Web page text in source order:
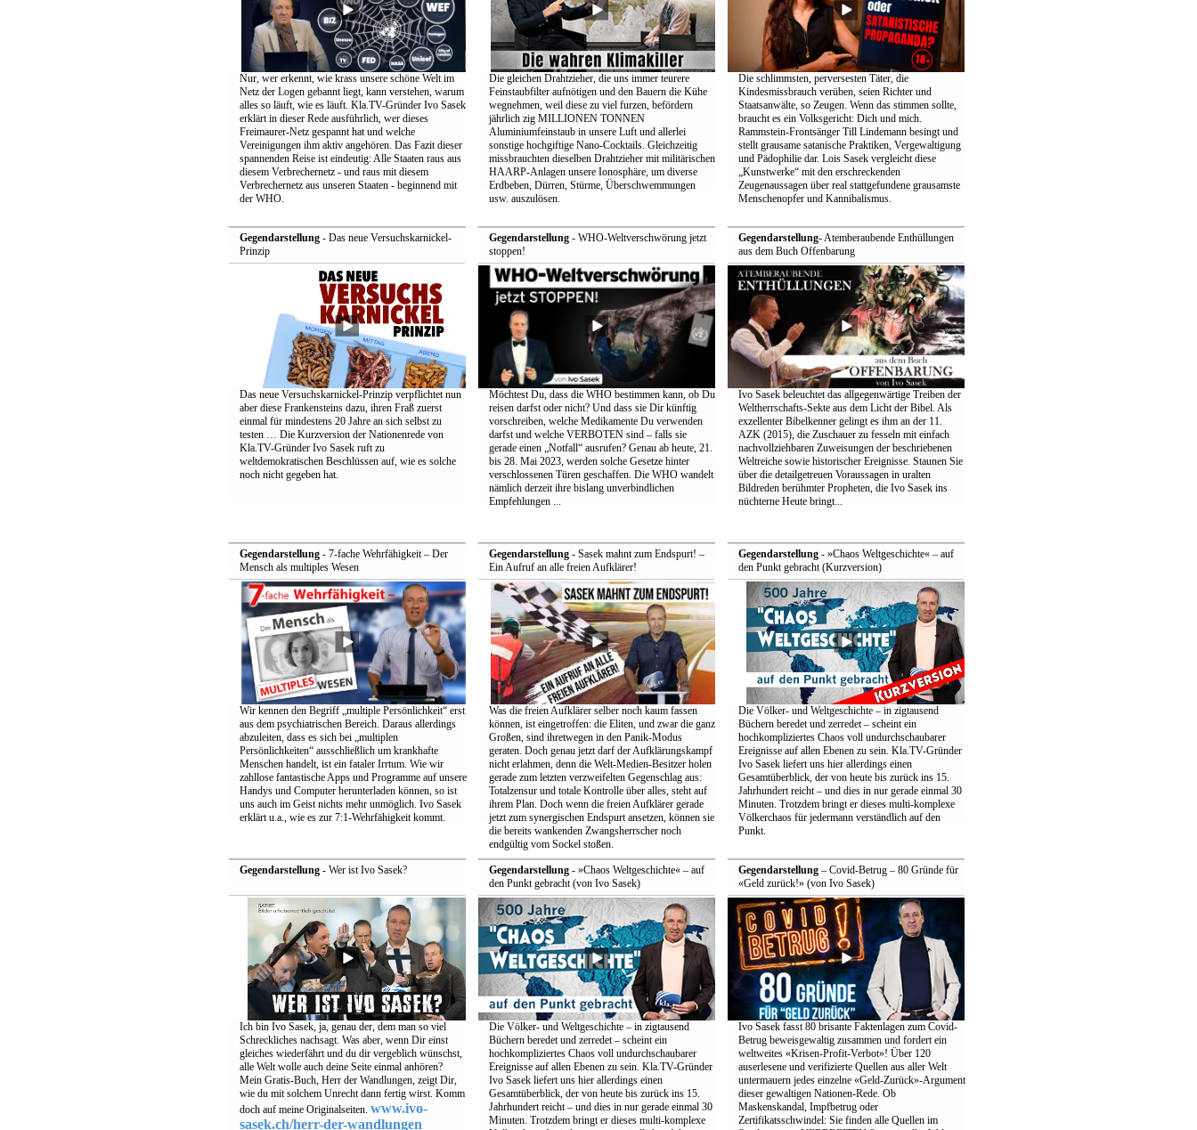
Nur, wer erkennt, wie krass unsere schöne Welt im
Netz der Logen gebannt liegt, kann verstehen, warum
alles so läuft, wie es läuft. Kla.TV-Gründer Ivo Sasek
erklärt in dieser Rede ausführlich, wer dieses
Freimaurer-Netz gespannt hat und welche
Vereinigungen ihm aktiv angehören. Das Fazit dieser
spannenden Reise ist eindeutig: Alle Staaten raus aus
diesem Verbrechernetz - und raus mit diesem
Verbrechernetz aus unseren Staaten - beginnend mit
der WHO.
Die gleichen Drahtzieher, die uns immer teurere
Feinstaubfilter aufnötigen und den Bauern die Kühe
wegnehmen, weil diese zu viel furzen, befördern
jährlich zig MILLIONEN TONNEN
Aluminiumfeinstaub in unsere Luft und allerlei
sonstige hochgiftige Nano-Cocktails. Gleichzeitig
missbrauchten dieselben Drahtzieher mit militärischen
HAARP-Anlagen unsere Ionosphäre, um diverse
Erdbeben, Dürren, Stürme, Überschwemmungen
usw. auszulösen.
Die schlimmsten, perversesten Täter, die
Kindesmissbrauch verüben, seien Richter und
Staatsanwälte, so Zeugen. Wenn das stimmen sollte,
braucht es ein Volksgericht: Dich und mich.
Rammstein-Frontsänger Till Lindemann besingt und
stellt grausame satanische Praktiken, Vergewaltigung
und Pädophilie dar. Lois Sasek vergleicht diese
„Kunstwerke“ mit den erschreckenden
Zeugenaussagen über real stattgefundene grausamste
Menschenopfer und Kannibalismus.
Gegendarstellung- Das neue Versuchskarnickel-
Prinzip
Das neue Versuchskarnickel-Prinzip verpflichtet nun
aber diese Frankensteins dazu, ihren Fraß zuerst
einmal für mindestens 20 Jahre an sich selbst zu
testen … Die Kurzversion der Nationenrede von
Kla.TV-Gründer Ivo Sasek ruft zu
weltdemokratischen Beschlüssen auf, wie es solche
noch nicht gegeben hat.
Gegendarstellung- WHO-Weltverschwörung jetzt
stoppen!
Möchtest Du, dass die WHO bestimmen kann, ob Du
reisen darfst oder nicht? Und dass sie Dir künftig
vorschreiben, welche Medikamente Du verwenden
darfst und welche VERBOTEN sind – falls sie
gerade einen „Notfall“ ausrufen? Genau ab heute, 21.
bis 28. Mai 2023, werden solche Gesetze hinter
verschlossenen Türen geschaffen. Die WHO wandelt
nämlich derzeit ihre bislang unverbindlichen
Empfehlungen ...
Gegendarstellung- Atemberaubende Enthüllungen
aus dem Buch Offenbarung
Ivo Sasek beleuchtet das allgegenwärtige Treiben der
Weltherrschafts-Sekte aus dem Licht der Bibel. Als
exzellenter Bibelkenner gelingt es ihm an der 11.
AZK (2015), die Zuschauer zu fesseln mit einfach
nachvollziehbaren Zuweisungen der beschriebenen
Weltreiche sowie historischer Ereignisse. Staunen Sie
über die detailgetreuen Voraussagen in uralten
Bildreden berühmter Propheten, die Ivo Sasek ins
nüchterne Heute bringt...
Gegendarstellung- 7-fache Wehrfähigkeit – Der
Mensch als multiples Wesen
Wir kennen den Begriff „multiple Persönlichkeit“ erst
aus dem psychiatrischen Bereich. Daraus allerdings
abzuleiten, dass es sich bei „multiplen
Persönlichkeiten“ ausschließlich um krankhafte
Menschen handelt, ist ein fataler Irrtum. Wie wir
zahllose fantastische Apps und Programme auf unsere
Handys und Computer herunterladen können, so ist
uns auch im Geist nichts mehr unmöglich. Ivo Sasek
erklärt u.a., wie es zur 7:1-Wehrfähigkeit kommt.
Gegendarstellung- Sasek mahnt zum Endspurt! –
Ein Aufruf an alle freien Aufklärer!
Was die freien Aufklärer selber noch kaum fassen
können, ist eingetroffen: die Eliten, und zwar die ganz
Großen, sind ihretwegen in den Panik-Modus
geraten. Doch genau jetzt darf der Aufklärungskampf
nicht erlahmen, denn die Welt-Medien-Besitzer holen
gerade zum letzten verzweifelten Gegenschlag aus:
Totalzensur und totale Kontrolle über alles, steht auf
ihrem Plan. Doch wenn die freien Aufklärer gerade
jetzt zum synergischen Endspurt ansetzen, können sie
die bereits wankenden Zwangsherrscher noch
endgültig vom Sockel stoßen.
Gegendarstellung- »Chaos Weltgeschichte« – auf
den Punkt gebracht (Kurzversion)
Die Völker- und Weltgeschichte – in zigtausend
Büchern beredet und zerredet – scheint ein
hochkompliziertes Chaos voll undurchschaubarer
Ereignisse auf allen Ebenen zu sein. Kla.TV-Gründer
Ivo Sasek liefert uns hier allerdings einen
Gesamtüberblick, der von heute bis zurück ins 15.
Jahrhundert reicht – und dies in nur gerade einmal 30
Minuten. Trotzdem bringt er dieses multi-komplexe
Völkerchaos für jedermann verständlich auf den
Punkt.
Gegendarstellung- Wer ist Ivo Sasek?
Ich bin Ivo Sasek, ja, genau der, dem man so viel
Schreckliches nachsagt. Was aber, wenn Dir einst
gleiches wiederfährt und du dir vergeblich wünschst,
alle Welt wolle auch deine Seite einmal anhören?
Mein Gratis-Buch, Herr der Wandlungen, zeigt Dir,
wie du mit solchem Unrecht dann fertig wirst. Komm
doch auf meine Originalseiten. www.ivo-
sasek.ch/herr-der-wandlungen
Gegendarstellung- »Chaos Weltgeschichte« – auf
den Punkt gebracht (von Ivo Sasek)
Die Völker- und Weltgeschichte – in zigtausend
Büchern beredet und zerredet – scheint ein
hochkompliziertes Chaos voll undurchschaubarer
Ereignisse auf allen Ebenen zu sein. Kla.TV-Gründer
Ivo Sasek liefert uns hier allerdings einen
Gesamtüberblick, der von heute bis zurück ins 15.
Jahrhundert reicht – und dies in nur gerade einmal 30
Minuten. Trotzdem bringt er dieses multi-komplexe
Gegendarstellung– Covid-Betrug – 80 Gründe für
«Geld zurück!» (von Ivo Sasek)
Ivo Sasek fasst 80 brisante Faktenlagen zum Covid-
Betrug beweisgewaltig zusammen und fordert ein
weltweites «Krisen-Profit-Verbot»! Über 120
auserlesene und verifizierte Quellen aus aller Welt
untermauern jedes einzelne «Geld-Zurück»-Argument
dieser gewaltigen Nationen-Rede. Ob
Maskenskandal, Impfbetrug oder
Zertifikatsschwindel: Sie finden alle Quellen im